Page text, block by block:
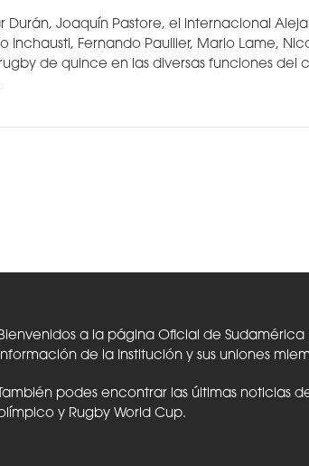
Durán, Joaquín Pastore, el internacional
Inchausti, Fernando Paullier, Mario Lame,
de quince en las diversas funciones del
Bienvenidos a la página Oficial de Sudamérica
información de la Institución y sus uniones
También podes encontrar las últimas noticias
y Rugby World Cup.